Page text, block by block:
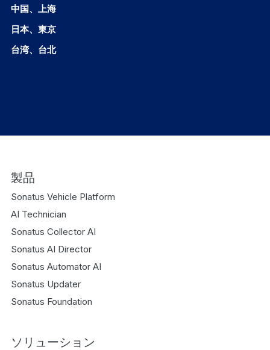
中国、上海
日本、東京
台湾、台北
製品
Sonatus Vehicle Platform
AI Technician
Sonatus Collector AI
Sonatus AI Director
Sonatus Automator AI
Sonatus Updater
Sonatus Foundation
ソリューション